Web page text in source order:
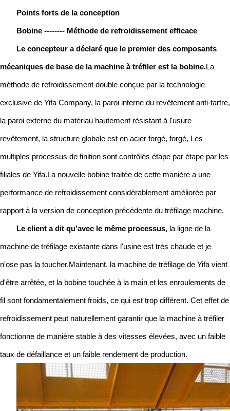
Points forts de la conception
Bobine -------- Méthode de refroidissement efficace
Le concepteur a déclaré que le premier des composants
mécaniques de base de la machine à tréfiler est la bobine.La
méthode de refroidissement double conçue par la technologie
exclusive de Yifa Company, la paroi interne du revêtement anti-tartre,
la paroi externe du matériau hautement résistant à l'usure
revêtement, la structure globale est en acier forgé, forgé, Les
multiples processus de finition sont contrôlés étape par étape par les
filiales de Yifa.La nouvelle bobine traitée de cette manière a une
performance de refroidissement considérablement améliorée par
rapport à la version de conception précédente du tréfilage machine.
Le client a dit qu'avec le même processus, la ligne de la
machine de tréfilage existante dans l'usine est très chaude et je
n'ose pas la toucher.Maintenant, la machine de tréfilage de Yifa vient
d'être arrêtée, et la bobine touchée à la main et les enroulements de
fil sont fondamentalement froids, ce qui est trop différent. Cet effet de
refroidissement peut naturellement garantir que la machine à tréfiler
fonctionne de manière stable à des vitesses élevées, avec un faible
taux de défaillance et un faible rendement de production.